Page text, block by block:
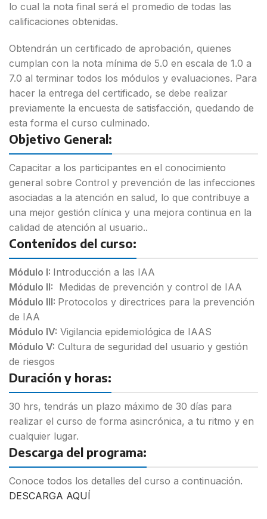
lo cual la nota final será el promedio de todas las
calificaciones obtenidas.
Obtendrán un certificado de aprobación, quienes
cumplan con la nota mínima de 5.0 en escala de 1.0 a
7.0 al terminar todos los módulos y evaluaciones. Para
hacer la entrega del certificado, se debe realizar
previamente la encuesta de satisfacción, quedando de
esta forma el curso culminado.
Objetivo General:
Capacitar a los participantes en el conocimiento
general sobre Control y prevención de las infecciones
asociadas a la atención en salud, lo que contribuye a
una mejor gestión clínica y una mejora continua en la
calidad de atención al usuario..
Contenidos del curso:
Módulo I: Introducción a las IAA
Módulo II: Medidas de prevención y control de IAA
Módulo III: Protocolos y directrices para la prevención
de IAA
Módulo IV: Vigilancia epidemiológica de IAAS
Módulo V: Cultura de seguridad del usuario y gestión
de riesgos
Duración y horas:
30 hrs, tendrás un plazo máximo de 30 días para
realizar el curso de forma asincrónica, a tu ritmo y en
cualquier lugar.
Descarga del programa:
Conoce todos los detalles del curso a continuación.
DESCARGA AQUÍ